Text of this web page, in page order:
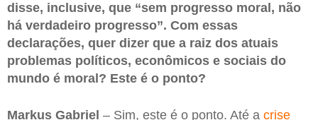
disse, inclusive, que “sem progresso moral, não
há verdadeiro progresso”. Com essas
declarações, quer dizer que a raiz dos atuais
problemas políticos, econômicos e sociais do
mundo é moral? Este é o ponto?
Markus Gabriel – Sim, este é o ponto. Até a crise